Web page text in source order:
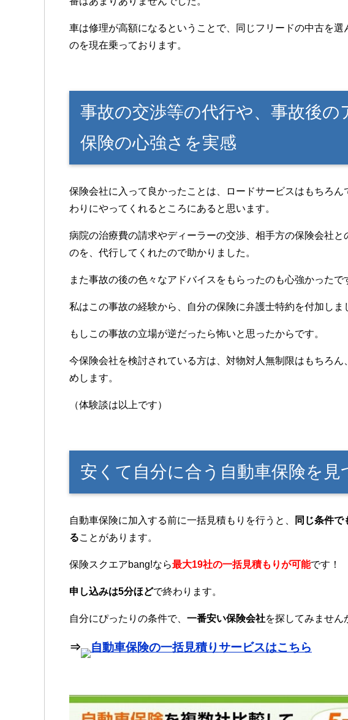
車は修理が高額になるということで、同じフリードの中古を
のを現在乗っております。
事故の交渉等の代行や、事故後の
保険の心強さを実感
保険会社に入って良かったことは、ロードサービスはもちろ
わりにやってくれるところにあると思います。
病院の治療費の請求やディーラーの交渉、相手方の保険会社
のを、代行してくれたので助かりました。
また事故の後の色々なアドバイスをもらったのも心強かったで
私はこの事故の経験から、自分の保険に弁護士特約を付加しま
もしこの事故の立場が逆だったら怖いと思ったからです。
今保険会社を検討されている方は、対物対人無制限はもちろ
めします。
（体験談は以上です）
安くて自分に合う自動車保険を見
自動車保険に加入する前に一括見積もりを行うと、 同じ条件で
ることがあります。
保険スクエアbang!なら最大19社の一括見積もりが可能です！
申し込みは5分ほどで終わります。
自分にぴったりの条件で、 一番安い保険会社を探してみません
⇒ 自動車保険の一括見積りサービスはこちら